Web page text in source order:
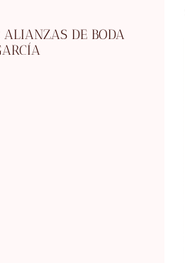
ALIANZAS DE BODA